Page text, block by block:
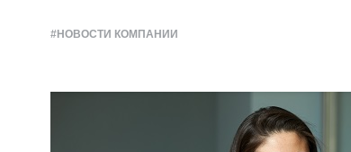
#НОВОСТИ КОМПАНИИ